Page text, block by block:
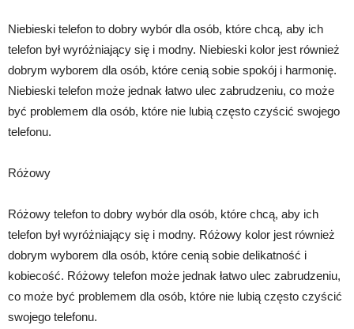
Niebieski telefon to dobry wybór dla osób, które chcą, aby ich
telefon był wyróżniający się i modny. Niebieski kolor jest również
dobrym wyborem dla osób, które cenią sobie spokój i harmonię.
Niebieski telefon może jednak łatwo ulec zabrudzeniu, co może
być problemem dla osób, które nie lubią często czyścić swojego
telefonu.
Różowy
Różowy telefon to dobry wybór dla osób, które chcą, aby ich
telefon był wyróżniający się i modny. Różowy kolor jest również
dobrym wyborem dla osób, które cenią sobie delikatność i
kobiecość. Różowy telefon może jednak łatwo ulec zabrudzeniu,
co może być problemem dla osób, które nie lubią często czyścić
swojego telefonu.